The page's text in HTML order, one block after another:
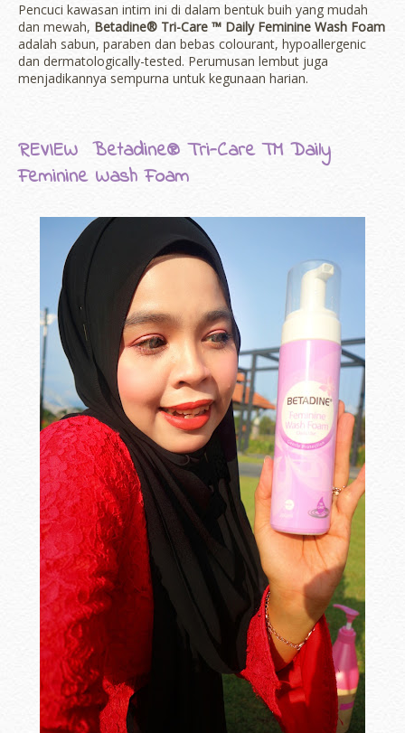
Pencuci kawasan intim ini di dalam bentuk buih yang mudah
dan mewah, Betadine® Tri-Care ™ Daily Feminine Wash Foam
adalah sabun, paraben dan bebas colourant, hypoallergenic
dan dermatologically-tested. Perumusan lembut juga
menjadikannya sempurna untuk kegunaan harian.
REVIEW Betadine® Tri-Care ™ Daily
Feminine Wash Foam